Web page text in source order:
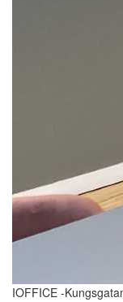
IOFFICE -